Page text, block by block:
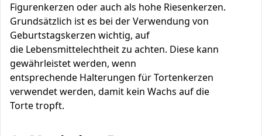
Figurenkerzen oder auch als hohe Riesenkerzen.
Grundsätzlich ist es bei der Verwendung von
Geburtstagskerzen wichtig, auf
die Lebensmittelechtheit zu achten. Diese kann
gewährleistet werden, wenn
entsprechende Halterungen für Tortenkerzen
verwendet werden, damit kein Wachs auf die
Torte tropft.